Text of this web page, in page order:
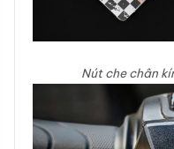
Nút che chân